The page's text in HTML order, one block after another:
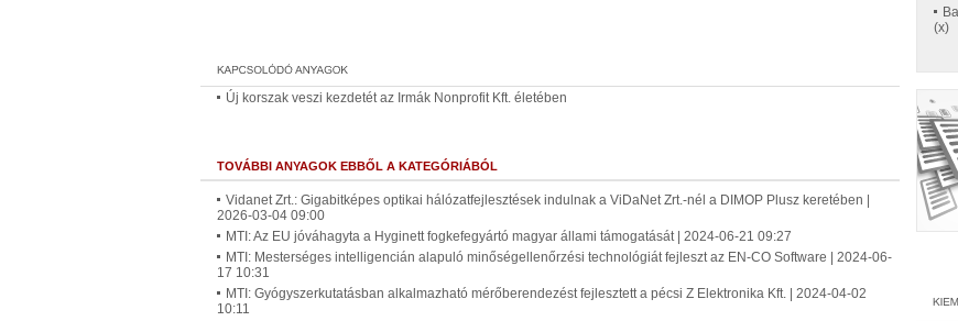
Új korszak veszi kezdetét az Irmák Nonprofit Kft. életében
TOVÁBBI ANYAGOK EBBŐL A KATEGÓRIÁBÓL
Vidanet Zrt.: Gigabitképes optikai hálózatfejlesztések indulnak a ViDaNet Zrt.-nél a DIMOP Plusz keretében |
2026-03-04 09:00
MTI: Az EU jóváhagyta a Hyginett fogkefegyártó magyar állami támogatását | 2024-06-21 09:27
MTI: Mesterséges intelligencián alapuló minőségellenőrzési technológiát fejleszt az EN-CO Software | 2024-06-
17 10:31
MTI: Gyógyszerkutatásban alkalmazható mérőberendezést fejlesztett a pécsi Z Elektronika Kft. | 2024-04-02
10:11
(x)